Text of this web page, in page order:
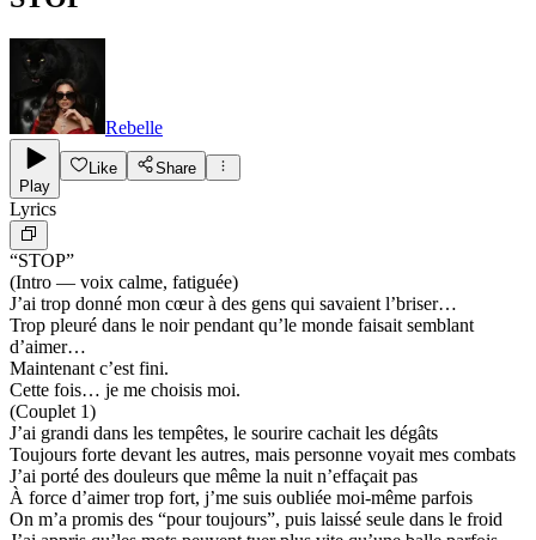
Rebelle
Play
Like Share
Lyrics
“STOP”
(Intro — voix calme, fatiguée)
J’ai trop donné mon cœur à des gens qui savaient l’briser…
Trop pleuré dans le noir pendant qu’le monde faisait semblant
d’aimer…
Maintenant c’est fini.
Cette fois… je me choisis moi.
(Couplet 1)
J’ai grandi dans les tempêtes, le sourire cachait les dégâts
Toujours forte devant les autres, mais personne voyait mes combats
J’ai porté des douleurs que même la nuit n’effaçait pas
À force d’aimer trop fort, j’me suis oubliée moi-même parfois
On m’a promis des “pour toujours”, puis laissé seule dans le froid